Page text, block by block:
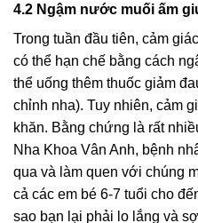
4.2 Ngậm nước muối ấm
Trong tuần đầu tiên, cảm
có thể hạn chế bằng cách
thể uống thêm thuốc giảm
chỉnh nha). Tuy nhiên, cảm
khăn. Bằng chứng là rất
Nha Khoa Vân Anh, bệnh
qua và làm quen với chúng
cả các em bé 6-7 tuổi cho
sao bạn lại phải lo lắng và